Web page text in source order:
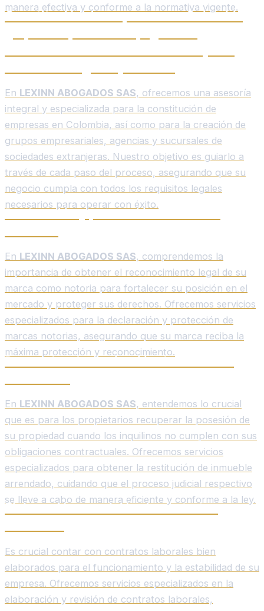
manera efectiva y conforme a la normativa vigente.
Constitución de empresas en Colombia,
En LEXINN ABOGADOS SAS, ofrecemos una asesoría
integral y especializada para la constitución de
empresas en Colombia, así como para la creación de
grupos empresariales, agencias y sucursales de
sociedades extranjeras. Nuestro objetivo es guiarlo a
través de cada paso del proceso, asegurando que su
negocio cumpla con todos los requisitos legales
necesarios para operar con éxito.
Declaración y protección de marcas
En LEXINN ABOGADOS SAS, comprendemos la
importancia de obtener el reconocimiento legal de su
marca como notoria para fortalecer su posición en el
mercado y proteger sus derechos. Ofrecemos servicios
especializados para la declaración y protección de
marcas notorias, asegurando que su marca reciba la
máxima protección y reconocimiento.
Demandas de restitución de inmueble
En LEXINN ABOGADOS SAS, entendemos lo crucial
que es para los propietarios recuperar la posesión de
su propiedad cuando los inquilinos no cumplen con sus
obligaciones contractuales. Ofrecemos servicios
especializados para obtener la restitución de inmueble
arrendado, cuidando que el proceso judicial respectivo
se lleve a cabo de manera eficiente y conforme a la ley.
Elaboración o revisión de contratos
Es crucial contar con contratos laborales bien
elaborados para el funcionamiento y la estabilidad de su
empresa. Ofrecemos servicios especializados en la
elaboración y revisión de contratos laborales,